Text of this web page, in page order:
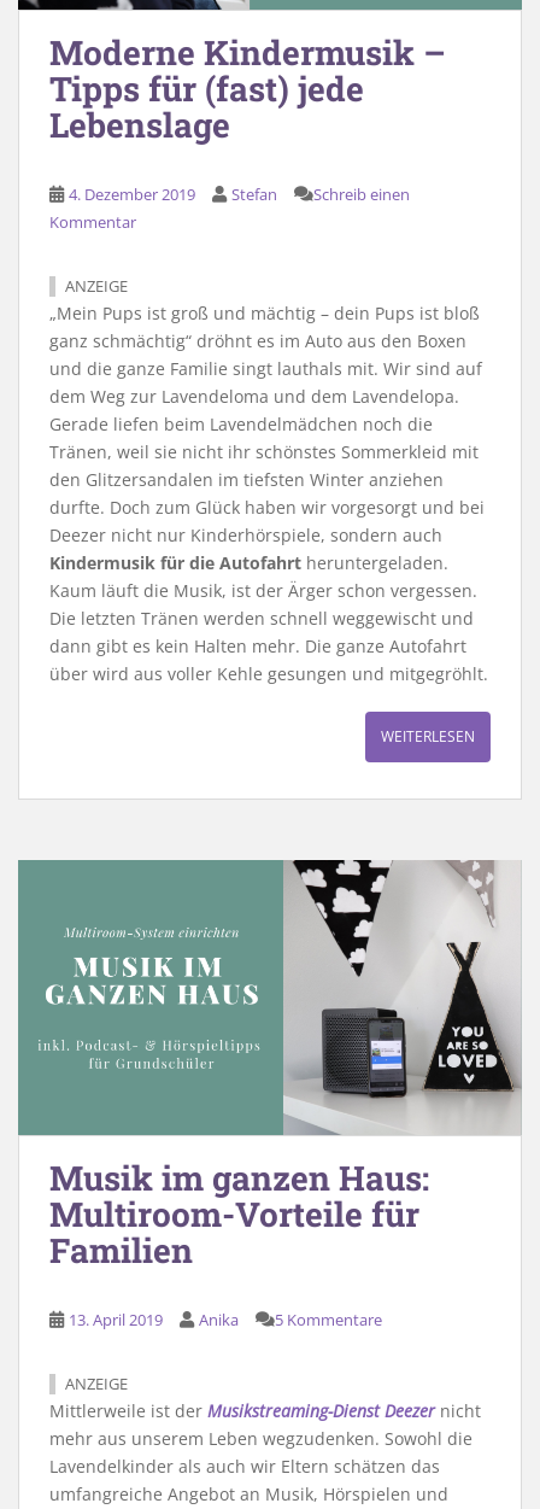
Moderne Kindermusik –
Tipps für (fast) jede
Lebenslage
4. Dezember 2019 Stefan
Schreib einen
Kommentar
ANZEIGE
„Mein Pups ist groß und mächtig – dein Pups ist bloß
ganz schmächtig“ dröhnt es im Auto aus den Boxen
und die ganze Familie singt lauthals mit. Wir sind auf
dem Weg zur Lavendeloma und dem Lavendelopa.
Gerade liefen beim Lavendelmädchen noch die
Tränen, weil sie nicht ihr schönstes Sommerkleid mit
den Glitzersandalen im tiefsten Winter anziehen
durfte. Doch zum Glück haben wir vorgesorgt und bei
Deezer nicht nur Kinderhörspiele, sondern auch
Kindermusik für die Autofahrt heruntergeladen.
Kaum läuft die Musik, ist der Ärger schon vergessen.
Die letzten Tränen werden schnell weggewischt und
dann gibt es kein Halten mehr. Die ganze Autofahrt
über wird aus voller Kehle gesungen und mitgegröhlt.
WEITERLESEN
Musik im ganzen Haus:
Multiroom-Vorteile für
Familien
13. April 2019 Anika 5 Kommentare
ANZEIGE
Mittlerweile ist der Musikstreaming-Dienst Deezernicht
mehr aus unserem Leben wegzudenken. Sowohl die
Lavendelkinder als auch wir Eltern schätzen das
umfangreiche Angebot an Musik, Hörspielen und